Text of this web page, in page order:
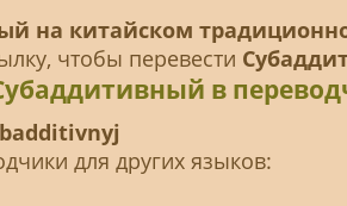
на китайском
чтобы перевести
в
для других языков: